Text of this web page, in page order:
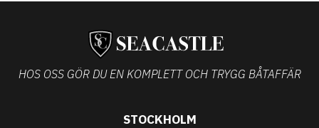
HOS OSS GÖR DU EN KOMPLETT OCH TRYGG BÅTAFFÄR
STOCKHOLM